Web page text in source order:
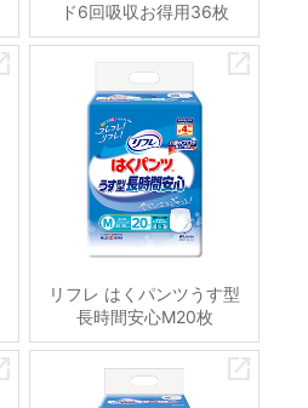
ド6回吸収お得用36枚
リフレ はくパンツうす型
長時間安心M20枚